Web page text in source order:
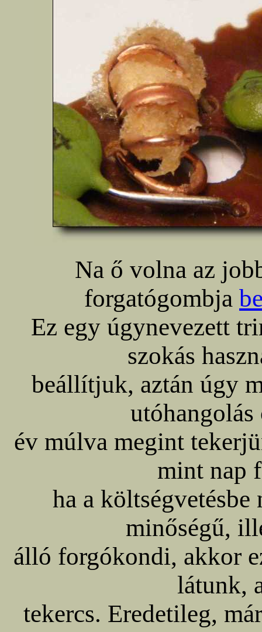
Na ő volna az
forgatógombja
Ez egy úgynevezett
szokás
beállítjuk, aztán úgy
év múlva megint
mint nap
ha a
minőségű,
álló forgókondi, akkor
látunk,
tekercs. Eredetileg,